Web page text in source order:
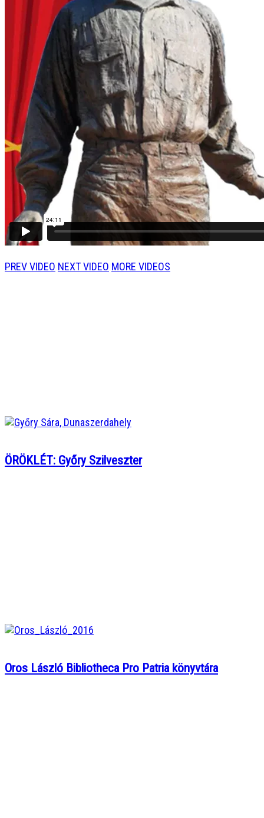
PREV VIDEO NEXT VIDEO MORE VIDEOS
ÖRÖKLÉT: Győry Szilveszter
Oros László Bibliotheca Pro Patria könyvtára